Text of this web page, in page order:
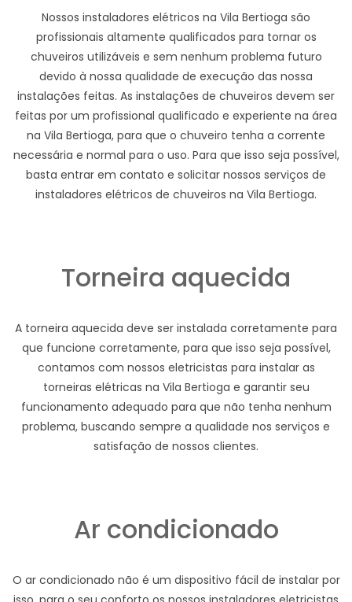
Nossos instaladores elétricos na Vila Bertioga são
profissionais altamente qualificados para tornar os
chuveiros utilizáveis e sem nenhum problema futuro
devido à nossa qualidade de execução das nossa
instalações feitas. As instalações de chuveiros devem ser
feitas por um profissional qualificado e experiente na área
na Vila Bertioga, para que o chuveiro tenha a corrente
necessária e normal para o uso. Para que isso seja possível,
basta entrar em contato e solicitar nossos serviços de
instaladores elétricos de chuveiros na Vila Bertioga.
Torneira aquecida
A torneira aquecida deve ser instalada corretamente para
que funcione corretamente, para que isso seja possível,
contamos com nossos eletricistas para instalar as
torneiras elétricas na Vila Bertioga e garantir seu
funcionamento adequado para que não tenha nenhum
problema, buscando sempre a qualidade nos serviços e
satisfação de nossos clientes.
Ar condicionado
O ar condicionado não é um dispositivo fácil de instalar por